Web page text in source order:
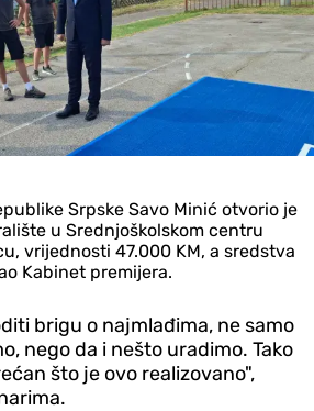
Srpske Savo Minić otvorio je
u Srednjoškolskom centru
vrijednosti 47.000 KM, a sredstva
Kabinet premijera.
brigu o najmlađima, ne samo
nego da i nešto uradimo. Tako
što je ovo realizovano",